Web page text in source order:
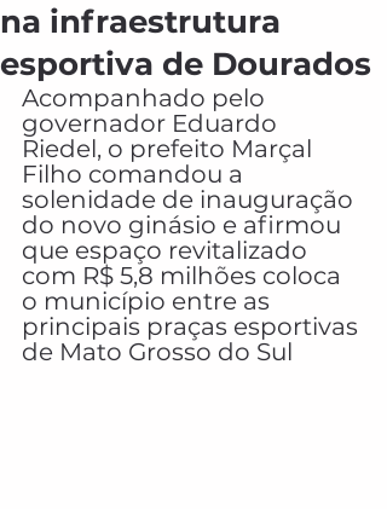
na infraestrutura
esportiva de Dourados
Acompanhado pelo
governador Eduardo
Riedel, o prefeito Marçal
Filho comandou a
solenidade de inauguração
do novo ginásio e afirmou
que espaço revitalizado
com R$ 5,8 milhões coloca
o município entre as
principais praças esportivas
de Mato Grosso do Sul